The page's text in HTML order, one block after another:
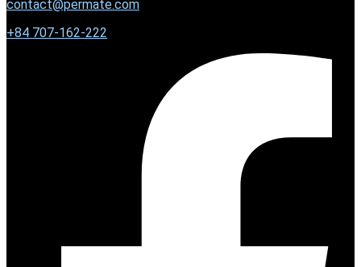
contact@permate.com
+84 707-162-222